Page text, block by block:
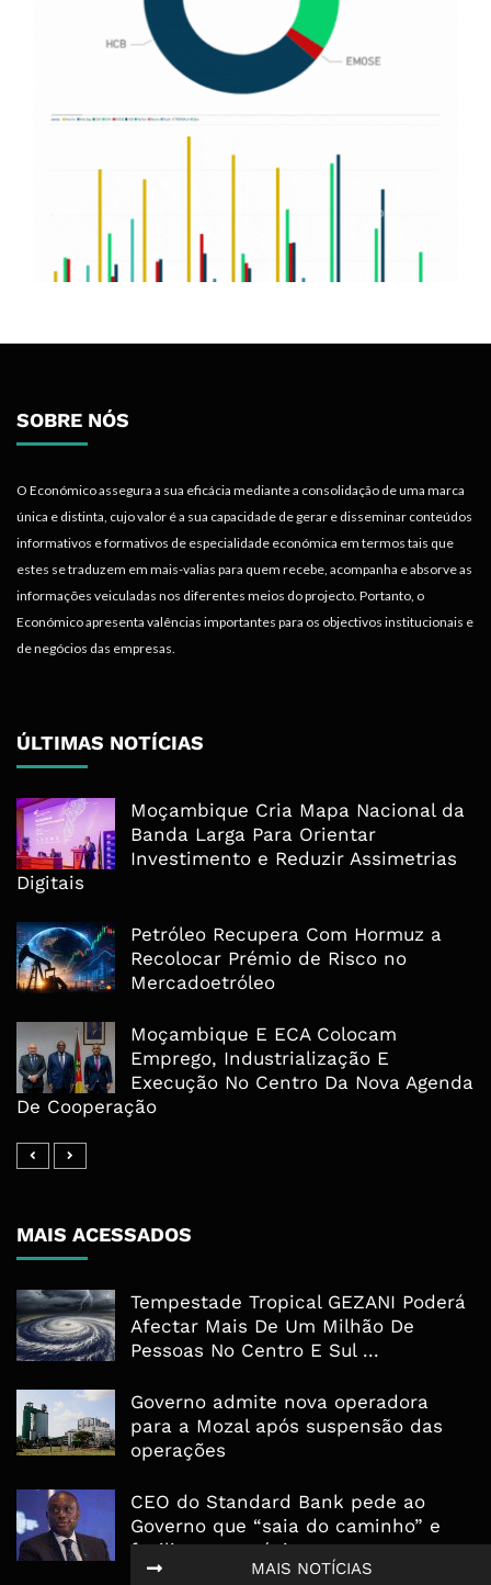
MAIS NOTÍCIAS
SOBRE NÓS
O Económico assegura a sua eficácia mediante a consolidação de uma marca
única e distinta, cujo valor é a sua capacidade de gerar e disseminar conteúdos
informativos e formativos de especialidade económica em termos tais que
estes se traduzem em mais-valias para quem recebe, acompanha e absorve as
informações veiculadas nos diferentes meios do projecto. Portanto, o
Económico apresenta valências importantes para os objectivos institucionais e
de negócios das empresas.
ÚLTIMAS NOTÍCIAS
Moçambique Cria Mapa Nacional da
Banda Larga Para Orientar
Investimento e Reduzir Assimetrias
Digitais
Petróleo Recupera Com Hormuz a
Recolocar Prémio de Risco no
Mercadoetróleo
Moçambique E ECA Colocam
Emprego, Industrialização E
Execução No Centro Da Nova Agenda
De Cooperação
MAIS ACESSADOS
Tempestade Tropical GEZANI Poderá
Afectar Mais De Um Milhão De
Pessoas No Centro E Sul ...
Governo admite nova operadora
para a Mozal após suspensão das
operações
CEO do Standard Bank pede ao
Governo que “saia do caminho” e
facilite os negócios